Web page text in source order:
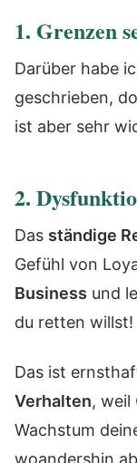
1. Grenzen
Darüber habe
geschrieben,
ist aber sehr
2.
Das ständige
Gefühl von
Business und
du retten willst!
Das ist
Verhalten, weil
Wachstum
woandershin